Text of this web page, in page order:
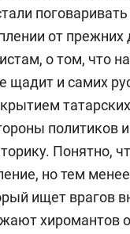
от
о том, что
щадит и самих
политиков
Понятно,
но тем
ищет врагов
хиромантов